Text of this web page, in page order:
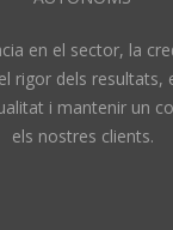
en el sector, la
rigor dels resultats,
i mantenir un
els nostres clients.